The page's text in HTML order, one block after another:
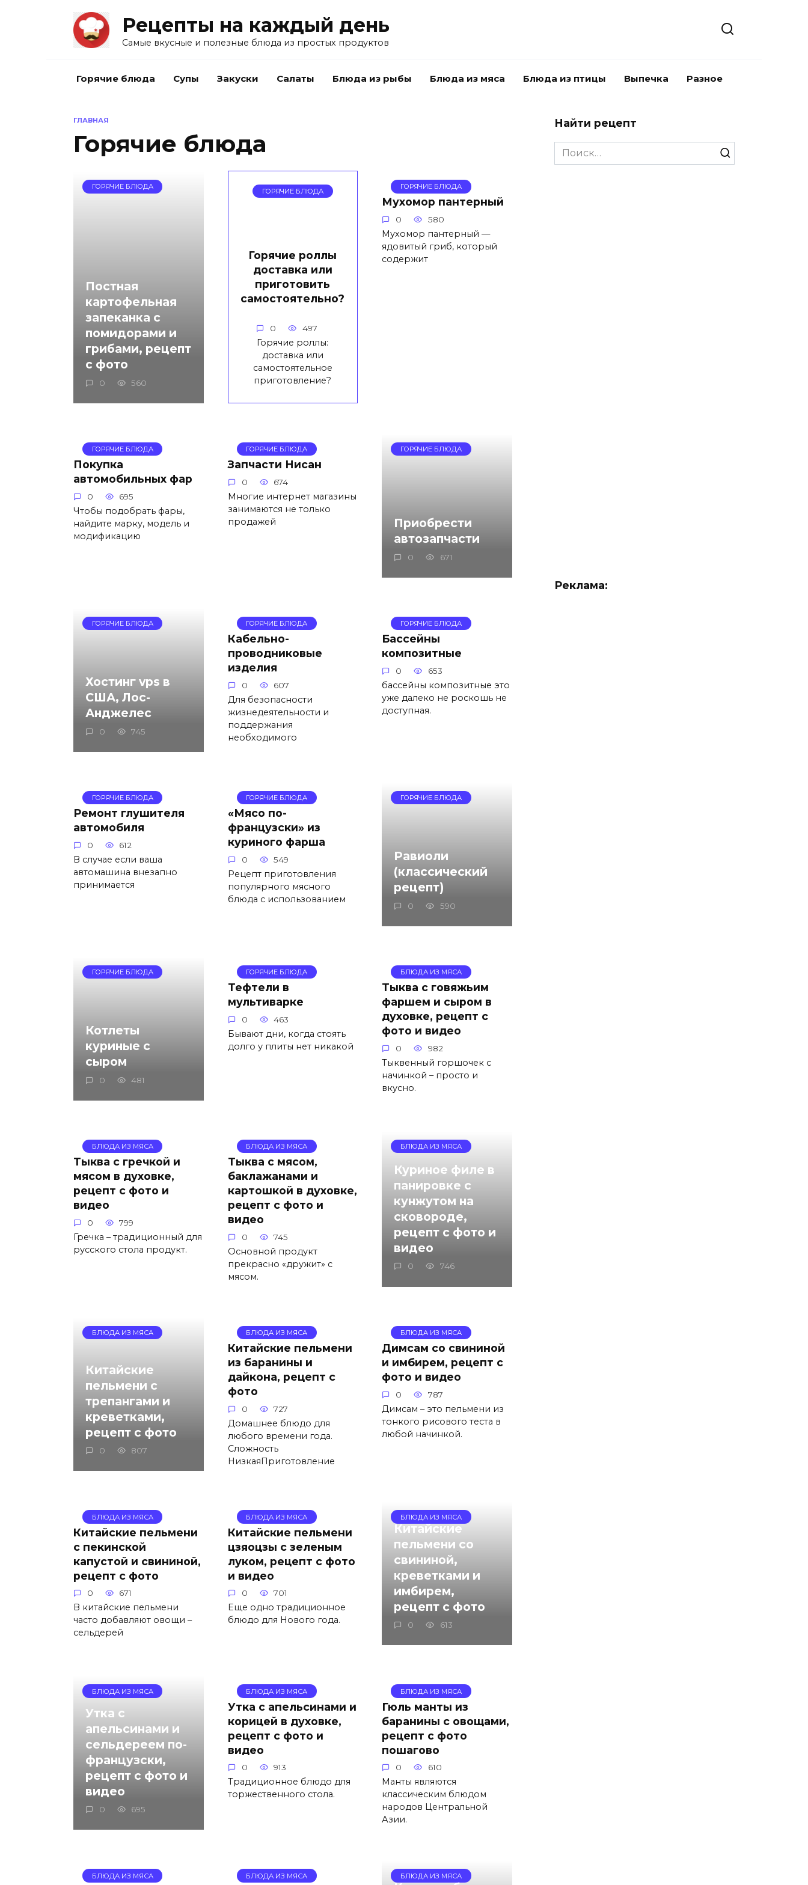
Рецепты на каждый день
Самые вкусные и полезные блюда из простых продуктов
Горячие блюда Супы Закуски Салаты Блюда из рыбы Блюда из мяса Блюда из птицы Выпечка Разное
ГЛАВНАЯ
Горячие блюда
ГОРЯЧИЕ БЛЮДА
Постная
картофельная
запеканка с
помидорами и
грибами, рецепт
с фото
0 560
ГОРЯЧИЕ БЛЮДА
Горячие роллы
доставка или
приготовить
самостоятельно?
0 497
Горячие роллы:
доставка или
самостоятельное
приготовление?
ГОРЯЧИЕ БЛЮДА
Мухомор пантерный
0 580
Мухомор пантерный —
ядовитый гриб, который
содержит
ГОРЯЧИЕ БЛЮДА
Покупка
автомобильных фар
0 695
Чтобы подобрать фары,
найдите марку, модель и
модификацию
ГОРЯЧИЕ БЛЮДА
Запчасти Нисан
0 674
Многие интернет магазины
занимаются не только
продажей
ГОРЯЧИЕ БЛЮДА
Приобрести
автозапчасти
0 671
ГОРЯЧИЕ БЛЮДА
Хостинг vps в
США, Лос-
Анджелес
0 745
ГОРЯЧИЕ БЛЮДА
Кабельно-
проводниковые
изделия
0 607
Для безопасности
жизнедеятельности и
поддержания
необходимого
ГОРЯЧИЕ БЛЮДА
Бассейны
композитные
0 653
бассейны композитные это
уже далеко не роскошь не
доступная.
ГОРЯЧИЕ БЛЮДА
Ремонт глушителя
автомобиля
0 612
В случае если ваша
автомашина внезапно
принимается
ГОРЯЧИЕ БЛЮДА
«Мясо по-
французски» из
куриного фарша
0 549
Рецепт приготовления
популярного мясного
блюда с использованием
ГОРЯЧИЕ БЛЮДА
Равиоли
(классический
рецепт)
0 590
ГОРЯЧИЕ БЛЮДА
Котлеты
куриные с
сыром
0 481
ГОРЯЧИЕ БЛЮДА
Тефтели в
мультиварке
0 463
Бывают дни, когда стоять
долго у плиты нет никакой
БЛЮДА ИЗ МЯСА
Тыква с говяжьим
фаршем и сыром в
духовке, рецепт с
фото и видео
0 982
Тыквенный горшочек с
начинкой – просто и
вкусно.
БЛЮДА ИЗ МЯСА
Тыква с гречкой и
мясом в духовке,
рецепт с фото и
видео
0 799
Гречка – традиционный для
русского стола продукт.
БЛЮДА ИЗ МЯСА
Тыква с мясом,
баклажанами и
картошкой в духовке,
рецепт с фото и
видео
0 745
Основной продукт
прекрасно «дружит» с
мясом.
БЛЮДА ИЗ МЯСА
Куриное филе в
панировке с
кунжутом на
сковороде,
рецепт с фото и
видео
0 746
БЛЮДА ИЗ МЯСА
Китайские
пельмени с
трепангами и
креветками,
рецепт с фото
0 807
БЛЮДА ИЗ МЯСА
Китайские пельмени
из баранины и
дайкона, рецепт с
фото
0 727
Домашнее блюдо для
любого времени года.
Сложность
НизкаяПриготовление
БЛЮДА ИЗ МЯСА
Димсам со свининой
и имбирем, рецепт с
фото и видео
0 787
Димсам – это пельмени из
тонкого рисового теста в
любой начинкой.
БЛЮДА ИЗ МЯСА
Китайские пельмени
с пекинской
капустой и свининой,
рецепт с фото
0 671
В китайские пельмени
часто добавляют овощи –
сельдерей
БЛЮДА ИЗ МЯСА
Китайские пельмени
цзяоцзы с зеленым
луком, рецепт с фото
и видео
0 701
Еще одно традиционное
блюдо для Нового года.
БЛЮДА ИЗ МЯСА
Китайские
пельмени со
свининой,
креветками и
имбирем,
рецепт с фото
0 613
БЛЮДА ИЗ МЯСА
Утка с
апельсинами и
сельдереем по-
французски,
рецепт с фото и
видео
0 695
БЛЮДА ИЗ МЯСА
Утка с апельсинами и
корицей в духовке,
рецепт с фото и
видео
0 913
Традиционное блюдо для
торжественного стола.
БЛЮДА ИЗ МЯСА
Гюль манты из
баранины с овощами,
рецепт с фото
пошагово
0 610
Манты являются
классическим блюдом
народов Центральной
Азии.
БЛЮДА ИЗ МЯСА БЛЮДА ИЗ МЯСА БЛЮДА ИЗ МЯСА
Найти рецепт
Search
for:
Реклама: